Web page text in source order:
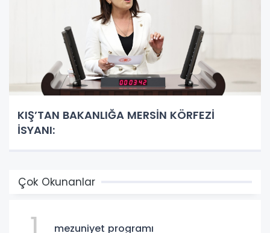
KIŞ’TAN BAKANLIĞA MERSİN KÖRFEZİ
İSYANI:
Çok Okunanlar
mezuniyet programı